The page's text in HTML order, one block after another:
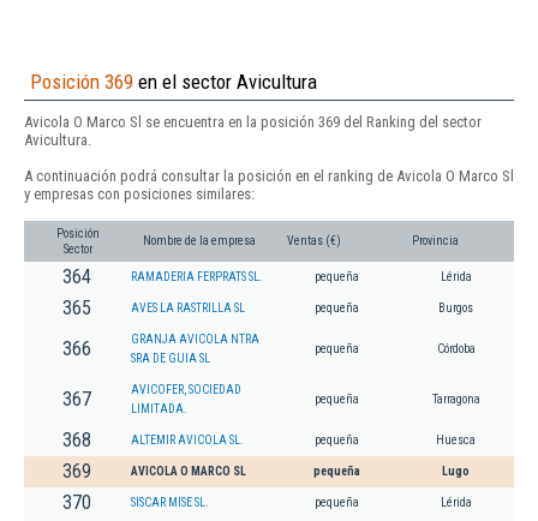
Posición 369 en el sector Avicultura
Avicola O Marco Sl se encuentra en la posición 369 del Ranking del sector
Avicultura.
A continuación podrá consultar la posición en el ranking de Avicola O Marco Sl
y empresas con posiciones similares:
Posición
Sector
Nombre de la empresa Ventas (€) Provincia
364 RAMADERIA FERPRATS SL. pequeña Lérida
365 AVES LA RASTRILLA SL pequeña Burgos
366
GRANJA AVICOLA NTRA
SRA DE GUIA SL
pequeña Córdoba
367
AVICOFER, SOCIEDAD
LIMITADA.
pequeña Tarragona
368 ALTEMIR AVICOLA SL. pequeña Huesca
369 AVICOLA O MARCO SL pequeña Lugo
370 SISCAR MISE SL. pequeña Lérida